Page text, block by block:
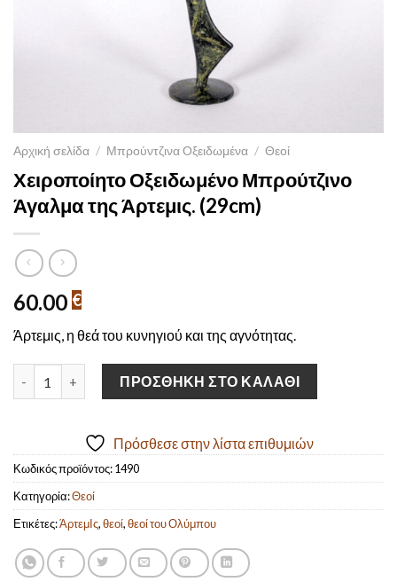
Αρχική σελίδα / Μπρούντζινα Οξειδωμένα / Θεοί
Χειροποίητο Οξειδωμένο Μπρούτζινο
Άγαλμα της Άρτεμις. (29cm)
60.00 €
Άρτεμις, η θεά του κυνηγιού και της αγνότητας.
Χειροποίητο Οξειδωμένο Μπρούτζινο Άγαλμα της Άρτεμις.
ΠΡΟΣΘΉΚΗ ΣΤΟ ΚΑΛΆΘΙ
Πρόσθεσε στην λίστα επιθυμιών
Κωδικός προϊόντος:1490
Κατηγορία:Θεοί
Ετικέτες:ΆρτεμΙς,θεοί,θεοί του Ολύμπου